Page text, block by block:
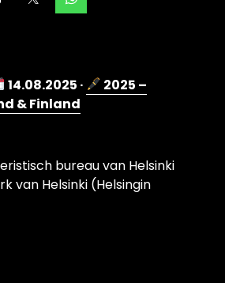
14.08.2025 ·
2025 –
& Finland
bureau van Helsinki
van Helsinki (Helsingin